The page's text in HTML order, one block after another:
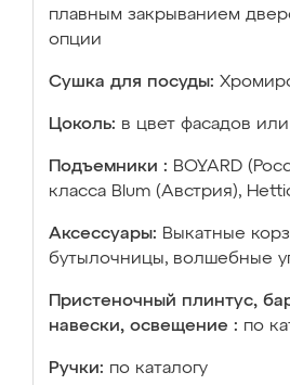
плавным закрыванием
опции
Сушка для посуды:
Цоколь: в цвет фасадов
Подъемники : BOYARD
класса Blum (Австрия),
Аксессуары: Выкатные
бутылочницы, волшебные
Пристеночный плинтус,
навески, освещение : по
Ручки: по каталогу